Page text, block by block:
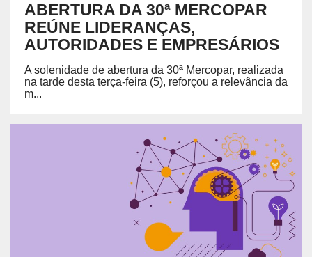
ABERTURA DA 30ª MERCOPAR
REÚNE LIDERANÇAS,
AUTORIDADES E EMPRESÁRIOS
A solenidade de abertura da 30ª Mercopar, realizada
na tarde desta terça-feira (5), reforçou a relevância da
m...